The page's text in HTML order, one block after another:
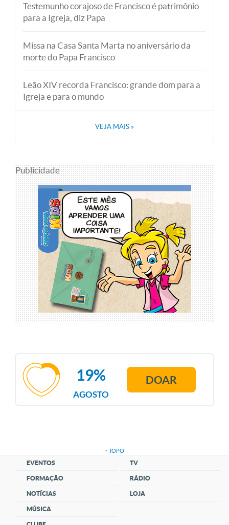
Testemunho corajoso de Francisco é patrimônio
para a Igreja, diz Papa
Missa na Casa Santa Marta no aniversário da
morte do Papa Francisco
Leão XIV recorda Francisco: grande dom para a
Igreja e para o mundo
VEJA MAIS »
Publicidade
AGOSTO
19% DOAR
↑ TOPO
EVENTOS
FORMAÇÃO
NOTÍCIAS
MÚSICA
TV
RÁDIO
LOJA